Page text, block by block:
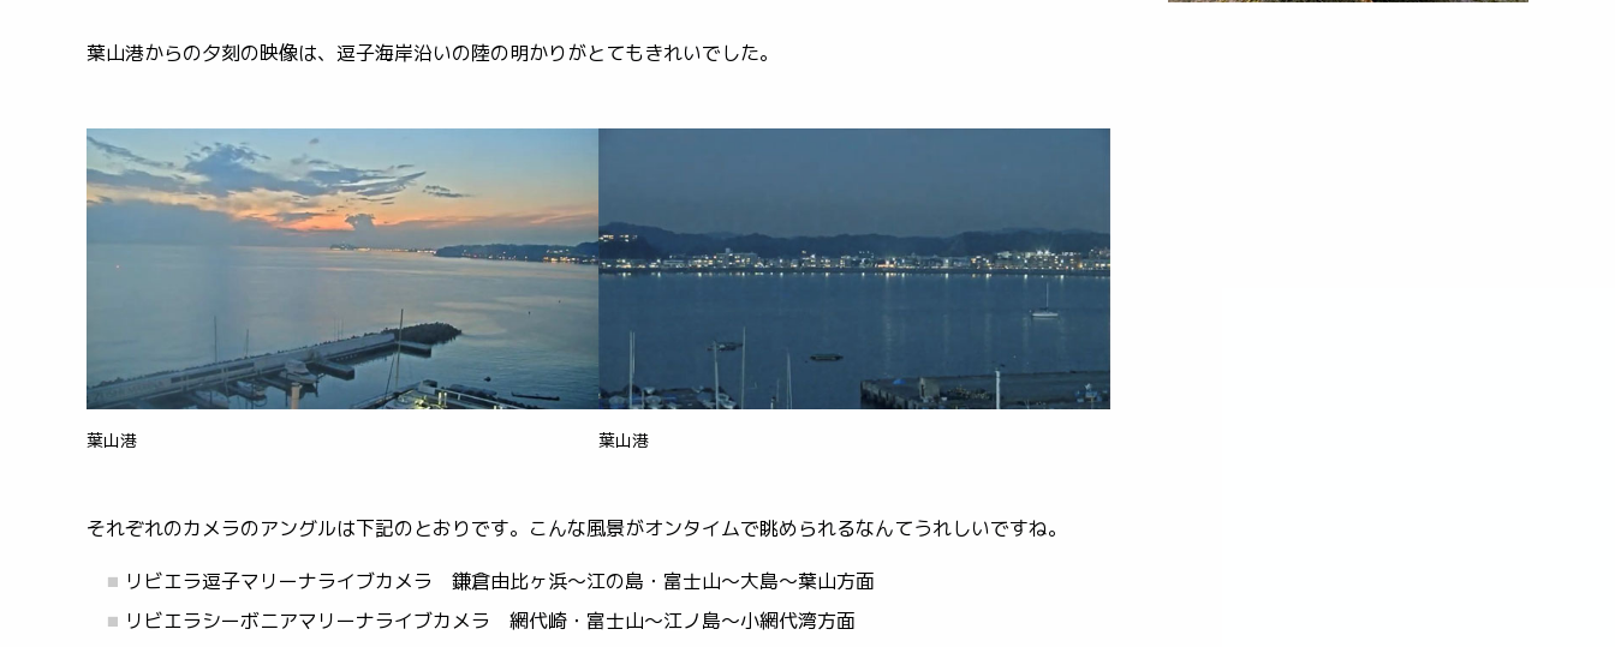
葉山港からの夕刻の映像は、逗子海岸沿いの陸の明かりがとてもきれいでした。
葉山港 葉山港
それぞれのカメラのアングルは下記のとおりです。こんな風景がオンタイムで眺められるなんてうれしいですね。
リビエラ逗子マリーナライブカメラ 鎌倉由比ヶ浜～江の島・富士山～大島～葉山方面
リビエラシーボニアマリーナライブカメラ 網代崎・富士山～江ノ島～小網代湾方面